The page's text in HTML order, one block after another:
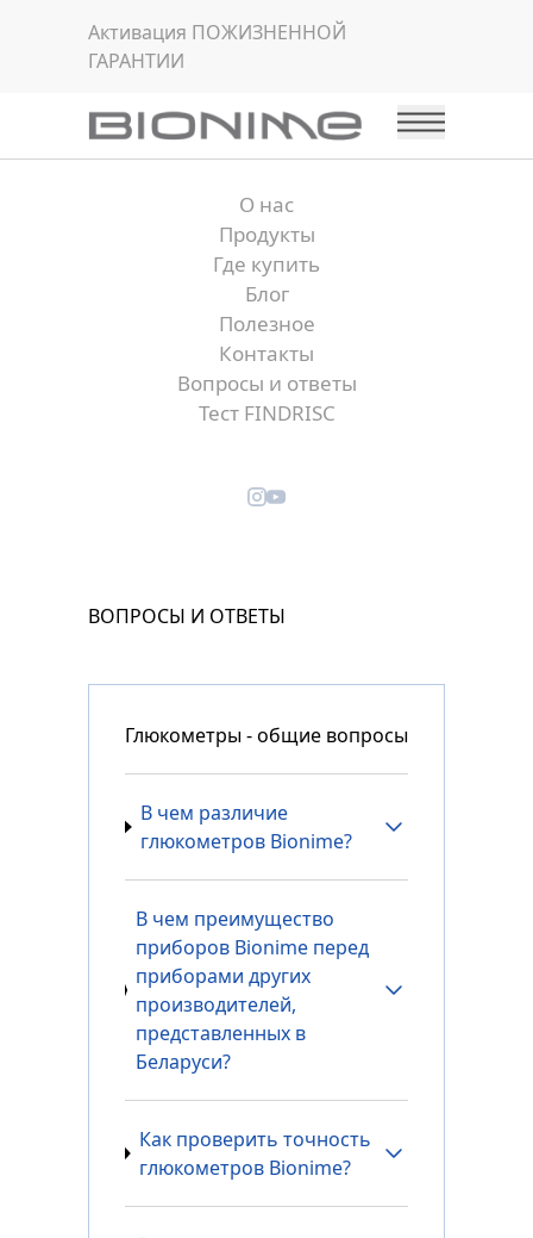
Активация ПОЖИЗНЕННОЙ
ГАРАНТИИ
О нас
Продукты
Где купить
Блог
Полезное
Контакты
Вопросы и ответы
Тест FINDRISC
ВОПРОСЫ И ОТВЕТЫ
Глюкометры - общие вопросы
В чем различие
глюкометров Bionime?
В чем преимущество
приборов Bionime перед
приборами других
производителей,
представленных в
Беларуси?
Как проверить точность
глюкометров Bionime?